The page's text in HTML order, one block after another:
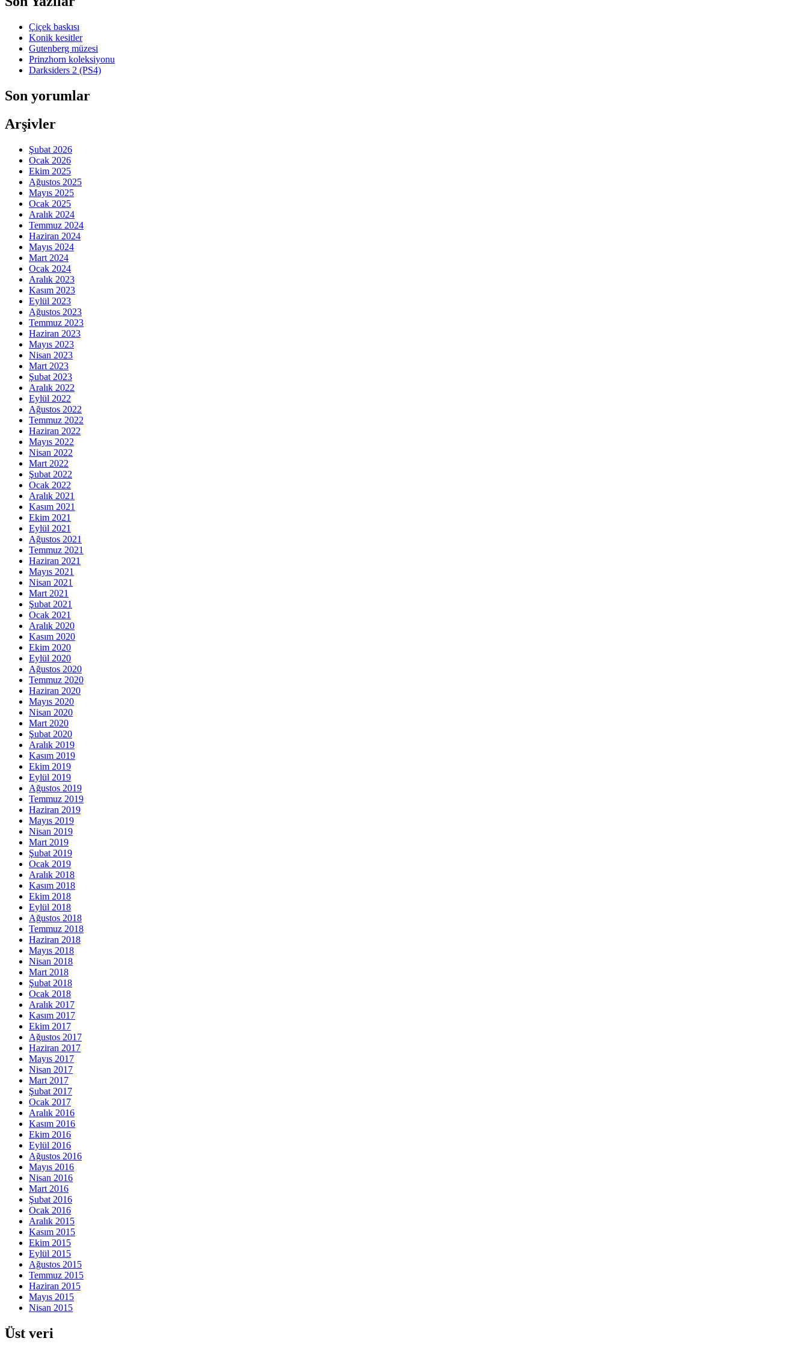
Çiçek baskısı
Konik kesitler
Gutenberg müzesi
Prinzhorn koleksiyonu
Darksiders 2 (PS4)
Son yorumlar
Arşivler
Şubat 2026
Ocak 2026
Ekim 2025
Ağustos 2025
Mayıs 2025
Ocak 2025
Aralık 2024
Temmuz 2024
Haziran 2024
Mayıs 2024
Mart 2024
Ocak 2024
Aralık 2023
Kasım 2023
Eylül 2023
Ağustos 2023
Temmuz 2023
Haziran 2023
Mayıs 2023
Nisan 2023
Mart 2023
Şubat 2023
Aralık 2022
Eylül 2022
Ağustos 2022
Temmuz 2022
Haziran 2022
Mayıs 2022
Nisan 2022
Mart 2022
Şubat 2022
Ocak 2022
Aralık 2021
Kasım 2021
Ekim 2021
Eylül 2021
Ağustos 2021
Temmuz 2021
Haziran 2021
Mayıs 2021
Nisan 2021
Mart 2021
Şubat 2021
Ocak 2021
Aralık 2020
Kasım 2020
Ekim 2020
Eylül 2020
Ağustos 2020
Temmuz 2020
Haziran 2020
Mayıs 2020
Nisan 2020
Mart 2020
Şubat 2020
Aralık 2019
Kasım 2019
Ekim 2019
Eylül 2019
Ağustos 2019
Temmuz 2019
Haziran 2019
Mayıs 2019
Nisan 2019
Mart 2019
Şubat 2019
Ocak 2019
Aralık 2018
Kasım 2018
Ekim 2018
Eylül 2018
Ağustos 2018
Temmuz 2018
Haziran 2018
Mayıs 2018
Nisan 2018
Mart 2018
Şubat 2018
Ocak 2018
Aralık 2017
Kasım 2017
Ekim 2017
Ağustos 2017
Haziran 2017
Mayıs 2017
Nisan 2017
Mart 2017
Şubat 2017
Ocak 2017
Aralık 2016
Kasım 2016
Ekim 2016
Eylül 2016
Ağustos 2016
Mayıs 2016
Nisan 2016
Mart 2016
Şubat 2016
Ocak 2016
Aralık 2015
Kasım 2015
Ekim 2015
Eylül 2015
Ağustos 2015
Temmuz 2015
Haziran 2015
Mayıs 2015
Nisan 2015
Üst veri